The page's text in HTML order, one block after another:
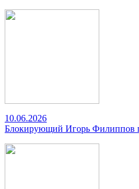
10.06.2026
Блокирующий Игорь Филиппов